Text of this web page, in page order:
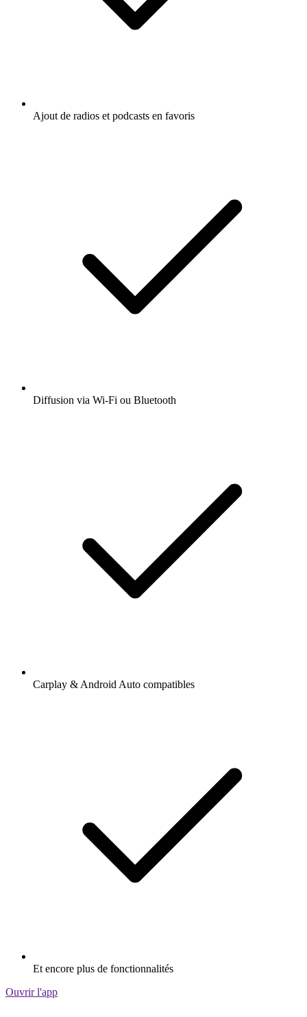
Ajout de radios et podcasts en favoris
Diffusion via Wi-Fi ou Bluetooth
Carplay & Android Auto compatibles
Et encore plus de fonctionnalités
Ouvrir l'app